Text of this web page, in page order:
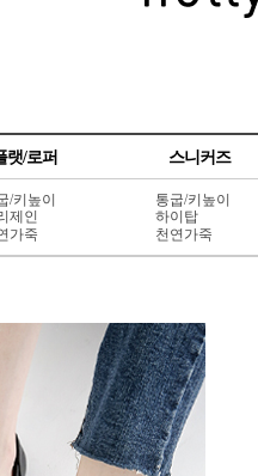
랫/로퍼 스니커즈
/키높이
제인
가죽
통굽/키높이
하이탑
천연가죽